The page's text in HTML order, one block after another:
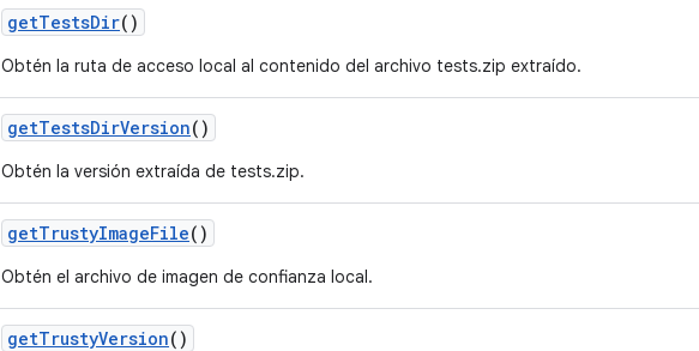
getTestsDir()
Obtén la ruta de acceso local al contenido del archivo tests.zip extraído.
getTestsDirVersion()
Obtén la versión extraída de tests.zip.
getTrustyImageFile()
Obtén el archivo de imagen de confianza local.
getTrustyVersion()